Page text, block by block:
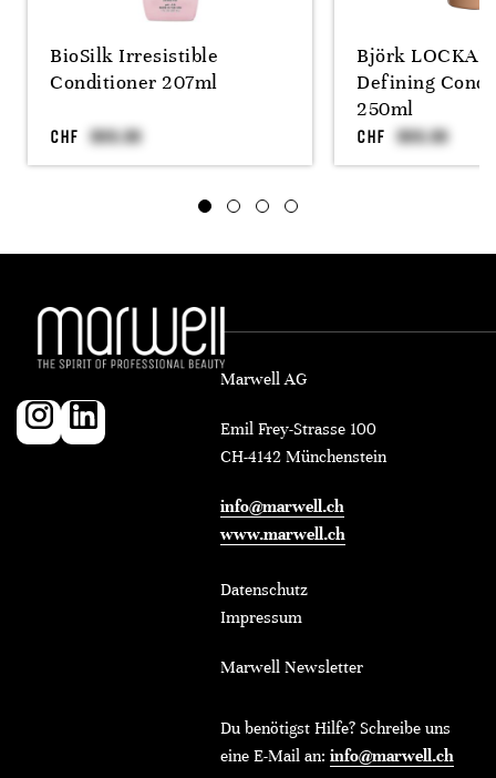
BioSilk Irresistible
Conditioner 207ml
CHF
Björk
Defining
250ml
CHF
Marwell AG
Emil Frey-Strasse 100
CH-4142 Münchenstein
info@marwell.ch
www.marwell.ch
Datenschutz
Impressum
Marwell Newsletter
Du benötigst Hilfe? Schreibe uns
eine E-Mail an: info@marwell.ch